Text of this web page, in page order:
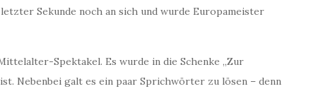
Sekunde noch an sich und wurde Europameister
Spektakel. Es wurde in die Schenke „Zur
Nebenbei galt es ein paar Sprichwörter zu lösen – denn